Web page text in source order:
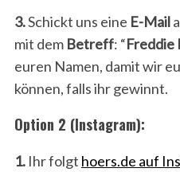
3.Schickt uns eine E-Mail
mit dem Betreff: “Freddie
euren Namen, damit wir
können, falls ihr gewinnt.
Option 2 (Instagram):
1.Ihr folgt hoers.de auf